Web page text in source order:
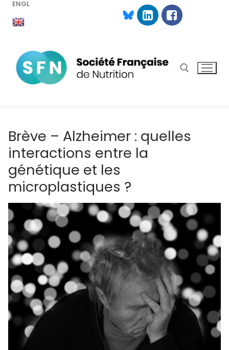
AllerENGL
Brève – Alzheimer : quelles
interactions entre la
génétique et les
microplastiques ?